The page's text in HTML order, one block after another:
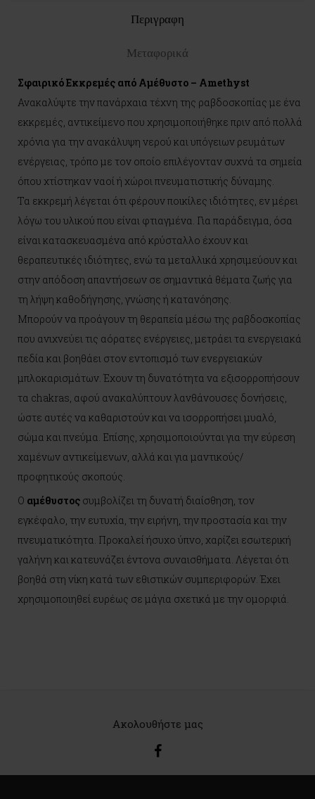
Περιγραφη
Μεταφορικά
Σφαιρικό Εκκρεμές από Αμέθυστο – Amethyst
Ανακαλύψτε την πανάρχαια τέχνη της ραβδοσκοπίας με ένα
εκκρεμές, αντικείμενο που χρησιμοποιήθηκε πριν από πολλά
χρόνια για την ανακάλυψη νερού και υπόγειων ρευμάτων
ενέργειας, τρόπο με τον οποίο επιλέγονταν συχνά τα σημεία
όπου χτίστηκαν ναοί ή χώροι πνευματιστικής δύναμης.
Τα εκκρεμή λέγεται ότι φέρουν ποικίλες ιδιότητες, εν μέρει
λόγω του υλικού που είναι φτιαγμένα. Για παράδειγμα, όσα
είναι κατασκευασμένα από κρύσταλλο έχουν και
θεραπευτικές ιδιότητες, ενώ τα μεταλλικά χρησιμεύουν και
στην απόδοση απαντήσεων σε σημαντικά θέματα ζωής για
τη λήψη καθοδήγησης, γνώσης ή κατανόησης.
Μπορούν να προάγουν τη θεραπεία μέσω της ραβδοσκοπίας
που ανιχνεύει τις αόρατες ενέργειες, μετράει τα ενεργειακά
πεδία και βοηθάει στον εντοπισμό των ενεργειακών
μπλοκαρισμάτων. Έχουν τη δυνατότητα να εξισορροπήσουν
τα chakras, αφού ανακαλύπτουν λανθάνουσες δονήσεις,
ώστε αυτές να καθαριστούν και να ισορροπήσει μυαλό,
σώμα και πνεύμα. Επίσης, χρησιμοποιούνται για την εύρεση
χαμένων αντικείμενων, αλλά και για μαντικούς/
προφητικούς σκοπούς.
O αμέθυστος συμβολίζει τη δυνατή διαίσθηση, τον
εγκέφαλο, την ευτυχία, την ειρήνη, την προστασία και την
πνευματικότητα. Προκαλεί ήσυχο ύπνο, χαρίζει εσωτερική
γαλήνη και κατευνάζει έντονα συναισθήματα. Λέγεται ότι
βοηθά στη νίκη κατά των εθιστικών συμπεριφορών. Έχει
χρησιμοποιηθεί ευρέως σε μάγια σχετικά με την ομορφιά.
Ακολουθήστε μας